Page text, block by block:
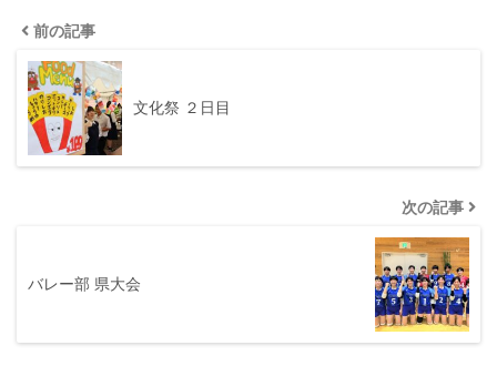
前の記事
文化祭 ２日目
次の記事
バレー部 県大会